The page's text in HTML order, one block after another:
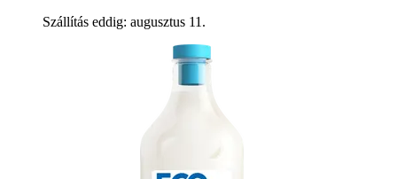
Szállítás eddig: augusztus 11.